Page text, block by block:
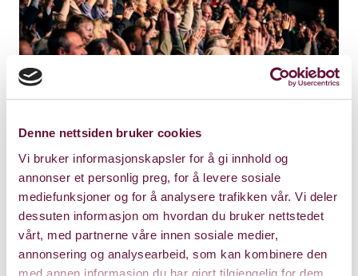
Denne nettsiden bruker cookies
Vi bruker informasjonskapsler for å gi innhold og
annonser et personlig preg, for å levere sosiale
mediefunksjoner og for å analysere trafikken vår. Vi deler
dessuten informasjon om hvordan du bruker nettstedet
vårt, med partnerne våre innen sosiale medier,
annonsering og analysearbeid, som kan kombinere den
med annen informasjon du har gjort tilgjengelig for dem,
Bli vår venn!
Med rabatterte priser og eksklusive førsalg,
lønner det seg å bliVenn av Bærum
Alt om vårt fordelsprogram her